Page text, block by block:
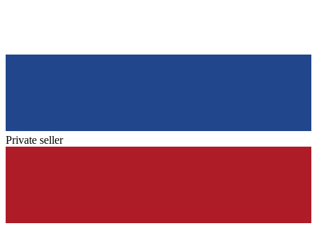
Private seller